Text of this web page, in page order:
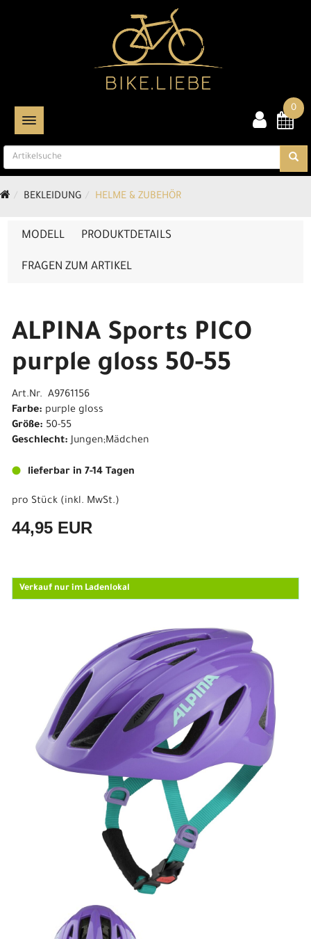
TOGGLE NAVIGATION
0
BEKLEIDUNG HELME & ZUBEHÖR
MODELL PRODUKTDETAILS
FRAGEN ZUM ARTIKEL
ALPINA Sports PICO
purple gloss 50-55
Art.Nr. A9761156
Farbe: purple gloss
Größe: 50-55
Geschlecht: Jungen;Mädchen
lieferbar in 7-14 Tagen
pro Stück (inkl. MwSt.)
44,95 EUR
Verkauf nur im Ladenlokal